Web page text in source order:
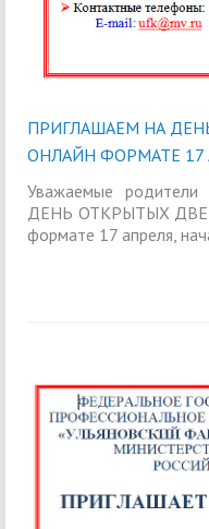
ПРИГЛАШАЕМ НА
ОНЛАЙН ФОРМАТЕ 17
Уважаемые родители
ДЕНЬ ОТКРЫТЫХ
формате 17 апреля,